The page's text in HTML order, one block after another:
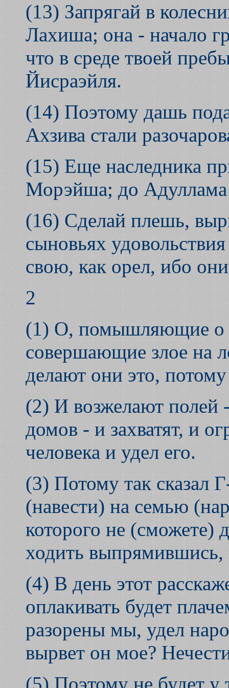
(13) Запрягай в
Лахиша; она - начало
что в среде твоей
Йисраэйля.
(14) Поэтому дашь
Ахзива стали
(15) Еще наследника
Морэйша; до Адуллама
(16) Сделай плешь,
сыновьях
свою, как орел, ибо
2
(1) О, помышляющие о
совершающие злое на
делают они это,
(2) И возжелают полей
домов - и захватят, и
человека и удел его.
(3) Потому так сказал
(навести) на семью
которого не
ходить выпрямившись,
(4) В день этот
оплакивать будет
разорены мы, удел
вырвет он мое?